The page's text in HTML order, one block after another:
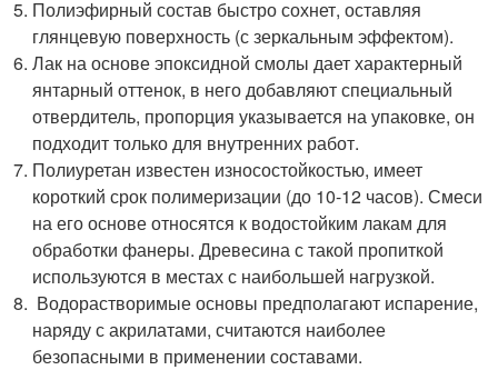
Полиэфирный состав быстро сохнет, оставляя
глянцевую поверхность (с зеркальным эффектом).
Лак на основе эпоксидной смолы дает характерный
янтарный оттенок, в него добавляют специальный
отвердитель, пропорция указывается на упаковке, он
подходит только для внутренних работ.
Полиуретан известен износостойкостью, имеет
короткий срок полимеризации (до 10-12 часов). Смеси
на его основе относятся к водостойким лакам для
обработки фанеры. Древесина с такой пропиткой
используются в местах с наибольшей нагрузкой.
Водорастворимые основы предполагают испарение,
наряду с акрилатами, считаются наиболее
безопасными в применении составами.